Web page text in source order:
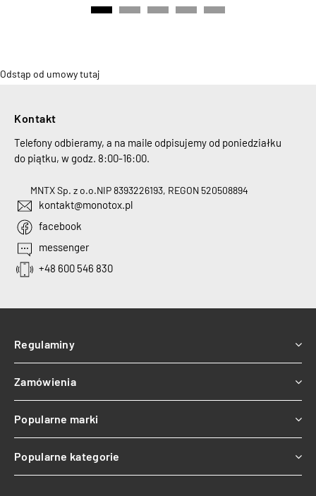
Odstąp od umowy tutaj
Kontakt
Telefony odbieramy, a na maile odpisujemy od poniedziałku
do piątku, w godz. 8:00-16:00.
MNTX Sp. z o.o.NIP 8393226193, REGON 520508894
kontakt@monotox.pl
facebook
messenger
+48 600 546 830
Regulaminy
Zamówienia
Popularne marki
Popularne kategorie